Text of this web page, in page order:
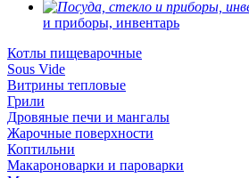
и приборы, инвентарь
Котлы пищеварочные
Sous Vide
Витрины тепловые
Грили
Дровяные печи и мангалы
Жарочные поверхности
Коптильни
Макароноварки и пароварки